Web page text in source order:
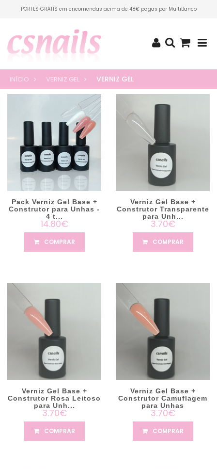
PORTES GRÁTIS em encomendas acima de 48€ pagas por MultiBanco
INÍCIO VERNIZ GEL VERNIZ GEL
Pack Verniz Gel Base +
Construtor para Unhas -
4 t...
14.80€
COMPRAR
Verniz Gel Base +
Construtor Transparente
para Unh...
3.70€
COMPRAR
Verniz Gel Base +
Construtor Rosa Leitoso
para Unh...
3.70€
COMPRAR
Verniz Gel Base +
Construtor Camuflagem
para Unhas
3.70€
COMPRAR